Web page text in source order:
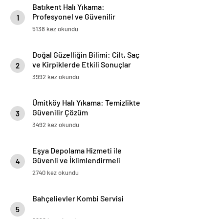
1
Batıkent Halı Yıkama:
Profesyonel ve Güvenilir
Hizmetler
5138 kez okundu
2
Doğal Güzelliğin Bilimi: Cilt, Saç
ve Kirpiklerde Etkili Sonuçlar
3992 kez okundu
3
Ümitköy Halı Yıkama: Temizlikte
Güvenilir Çözüm
3492 kez okundu
4
Eşya Depolama Hizmeti ile
Güvenli ve İklimlendirmeli
Saklama Rehberi
2740 kez okundu
5
Bahçelievler Kombi Servisi